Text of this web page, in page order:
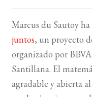
Marcus du Sautoy
juntos, un proyecto
organizado por
Santillana. El
agradable y abierta